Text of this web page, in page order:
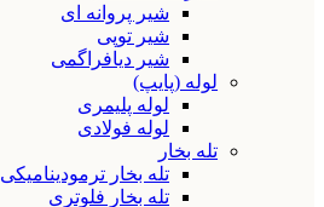
شیر پروانه ای
شیر توپی
شیر دیافراگمی
لوله (پایپ)
لوله پلیمری
لوله فولادی
تله بخار
تله بخار ترمودینامیکی
تله بخار فلوتری